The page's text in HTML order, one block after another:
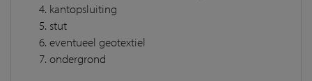
kantopsluiting
stut
eventueel geotextiel
ondergrond